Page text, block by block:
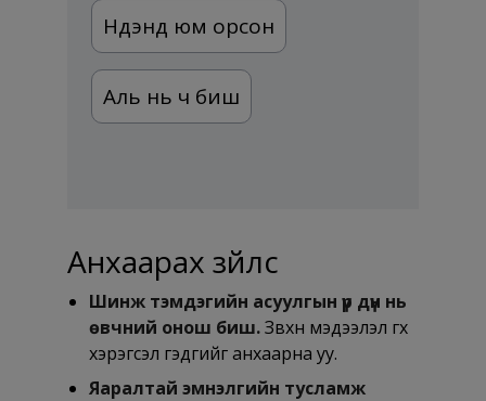
Нүдэнд юм орсон
Аль нь ч биш
Анхаарах зүйлс
Шинж тэмдэгийн асуулгын үр дүн нь
өвчний онош биш.Зөвхөн мэдээлэл өгөх
хэрэгсэл гэдгийг анхаарна уу.
Яаралтай эмнэлгийн тусламж